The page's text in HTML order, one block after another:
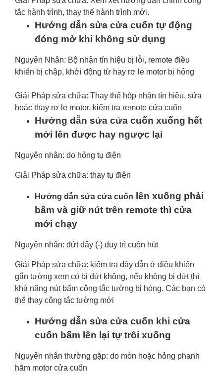
tắc hành trình, thay thế hành trình mới.
Hướng dẫn sửa cửa cuốn tự động
đóng mở khi không sử dụng
Nguyên Nhân: Bộ nhận tín hiệu bị lỗi, remote điều
khiển bị chập, khởi động từ hay rơ le motor bị hỏng
Giải Pháp sửa chữa: Thay thế hộp nhận tín hiệu, sửa
hoặc thay rơ le motor, kiểm tra remote cửa cuốn
Hướng dẫn sửa cửa cuốn xuống hết
mới lên được hay ngược lại
Nguyên nhân: do hỏng tụ điện
Giải Pháp sửa chữa: thay tụ điện
Hướng dẫn sửa cửa cuốn
lên xuống phải
bấm và giữ nút trên remote thì cửa
mới chạy
Nguyên nhân: đứt dây (-) duy trì cuộn hút
Giải Pháp sửa chữa: kiểm tra dây dẫn ở điều khiển
gắn tường xem có bị đứt không, nếu không bị đứt thì
khả năng nút bấm công tắc tường bị hỏng. Các bạn có
thể thay công tắc tường mới
Hướng dẫn sửa cửa cuốn khi cửa
cuốn bấm lên lại tự trôi xuống
Nguyên nhân thường gặp: do mòn hoặc hỏng phanh
hãm motor cửa cuốn